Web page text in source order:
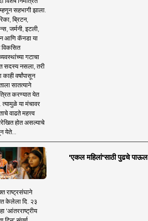
सहभागी झाला.
ब्रिटन,
जर्मनी, इटली,
आणि कॅनडा या
विकसित
गटाचा
सदस्य नसला, तरी
काही वर्षांपासून
सातत्याने
करण्यात येत
या मंचावर
वाढते महत्त्व
होत असल्याचे
येते...
'एकल महिलां'साठी पुढचे पाऊल
राष्ट्रसंघाने
केलेला दि. २३
'आंतरराष्ट्रीय